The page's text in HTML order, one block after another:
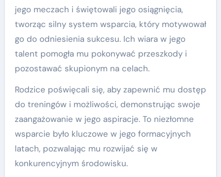
jego meczach i świętowali jego osiągnięcia,
tworząc silny system wsparcia, który motywował
go do odniesienia sukcesu. Ich wiara w jego
talent pomogła mu pokonywać przeszkody i
pozostawać skupionym na celach.
Rodzice poświęcali się, aby zapewnić mu dostęp
do treningów i możliwości, demonstrując swoje
zaangażowanie w jego aspiracje. To niezłomne
wsparcie było kluczowe w jego formacyjnych
latach, pozwalając mu rozwijać się w
konkurencyjnym środowisku.